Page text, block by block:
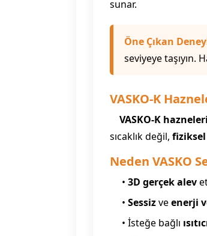
sunar.
Öne Çıkan
seviyeye taşıyın.
VASKO-K
VASKO-K hazneleri
sıcaklık değil, fiziksel
Neden VASKO
• 3D gerçek alev
• Sessizveenerji
• İsteğe bağlı